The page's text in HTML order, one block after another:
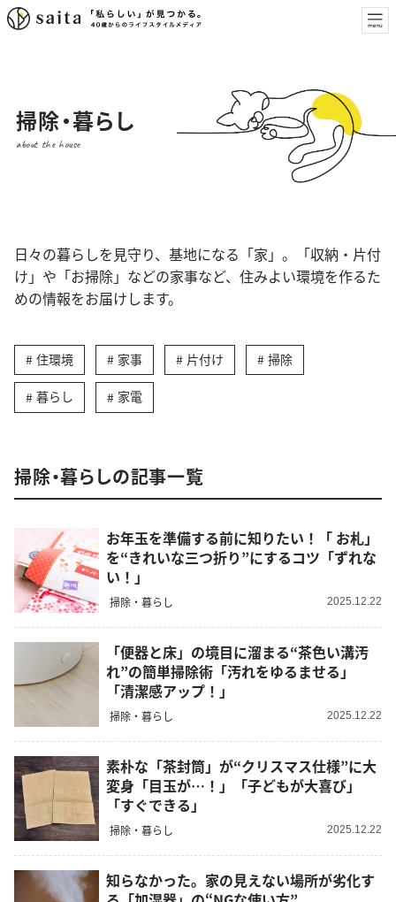
掃除・暮らし
about the house
日々の暮らしを見守り、基地になる「家」。「収納・片付
け」や「お掃除」などの家事など、住みよい環境を作るた
めの情報をお届けします。
住環境 家事 片付け 掃除
暮らし 家電
掃除・暮らしの記事一覧
お年玉を準備する前に知りたい！「 お札」
を“きれいな三つ折り”にするコツ「ずれな
い！」
掃除・暮らし 2025.12.22
「便器と床」の境目に溜まる“茶色い溝汚
れ”の簡単掃除術「汚れをゆるませる」
「清潔感アップ！」
掃除・暮らし 2025.12.22
素朴な「茶封筒」が“クリスマス仕様”に大
変身「目玉が…！」「子どもが大喜び」
「すぐできる」
掃除・暮らし 2025.12.22
知らなかった。家の見えない場所が劣化す